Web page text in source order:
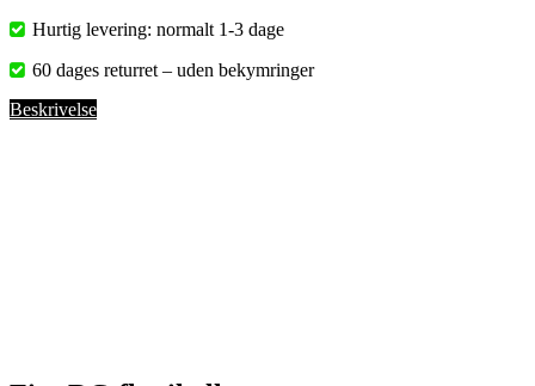
Hurtig levering: normalt 1-3 dage
60 dages returret – uden bekymringer
Beskrivelse